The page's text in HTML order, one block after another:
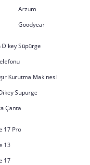
Arzum
Goodyear
Dikey Süpürge
Kurutma Makinesi
Süpürge
Çanta
17 Pro
13
17